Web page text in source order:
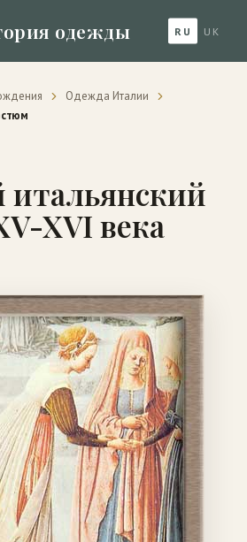
одежды RU UK
Одежда Италии
XVI века